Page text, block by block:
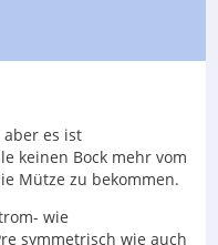
es ist
keinen Bock mehr vom
Mütze zu bekommen.
wie
symmetrisch wie auch